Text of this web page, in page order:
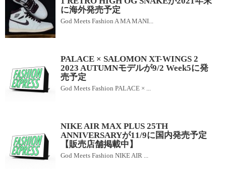
に海外発売予定
God Meets Fashion A MA MANI...
PALACE × SALOMON XT-WINGS 2
2023 AUTUMNモデルが9/2 Week5に発
売予定
God Meets Fashion PALACE × ...
NIKE AIR MAX PLUS 25TH
ANNIVERSARYが11/9に国内発売予定
【販売店舗掲載中】
God Meets Fashion NIKE AIR ...